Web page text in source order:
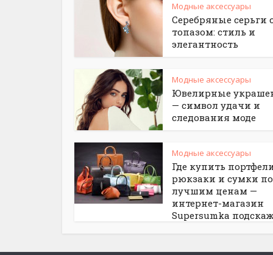
Модные аксессуары
Серебряные серьги
топазом: стиль и
элегантность
Модные аксессуары
Ювелирные
— символ удачи и
следования моде
Модные аксессуары
Где купить
рюкзаки и сумки по
лучшим ценам —
интернет-магазин
Supersumka